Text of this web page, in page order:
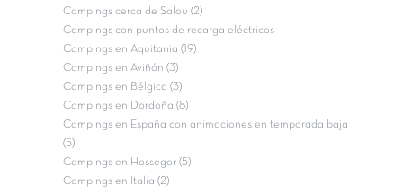
Campings cerca de Salou (2)
Campings con puntos de recarga eléctricos
Campings en Aquitania (19)
Campings en Aviñón (3)
Campings en Bélgica (3)
Campings en Dordoña (8)
Campings en España con animaciones en temporada baja
(5)
Campings en Hossegor (5)
Campings en Italia (2)